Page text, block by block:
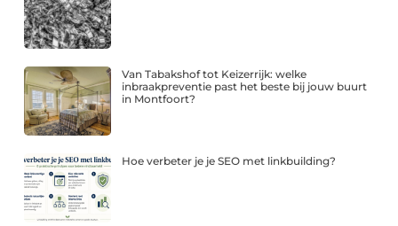
Van Tabakshof tot Keizerrijk: welke
inbraakpreventie past het beste bij jouw buurt
in Montfoort?
Hoe verbeter je je SEO met linkbuilding?